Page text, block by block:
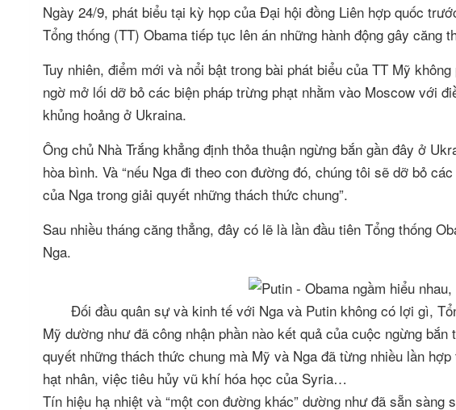
Ngày 24/9, phát biểu tại kỳ họp của Đại hội đồng Liên hợp quốc
Tổng thống (TT) Obama tiếp tục lên án những hành động gây căng
Tuy nhiên, điểm mới và nổi bật trong bài phát biểu của TT Mỹ
ngờ mở lối dỡ bỏ các biện pháp trừng phạt nhằm vào Moscow với
khủng hoảng ở Ukraina.
Ông chủ Nhà Trắng khẳng định thỏa thuận ngừng bắn gần đây ở
hòa bình. Và “nếu Nga đi theo con đường đó, chúng tôi sẽ dỡ bỏ
của Nga trong giải quyết những thách thức chung”.
Sau nhiều tháng căng thẳng, đây có lẽ là lần đầu tiên Tổng thống
Nga.
Đối đầu quân sự và kinh tế với Nga và Putin không có lợi gì,
Mỹ dường như đã công nhận phần nào kết quả của cuộc ngừng
quyết những thách thức chung mà Mỹ và Nga đã từng nhiều lần
hạt nhân, việc tiêu hủy vũ khí hóa học của Syria…
Tín hiệu hạ nhiệt và “một con đường khác” dường như đã sẵn